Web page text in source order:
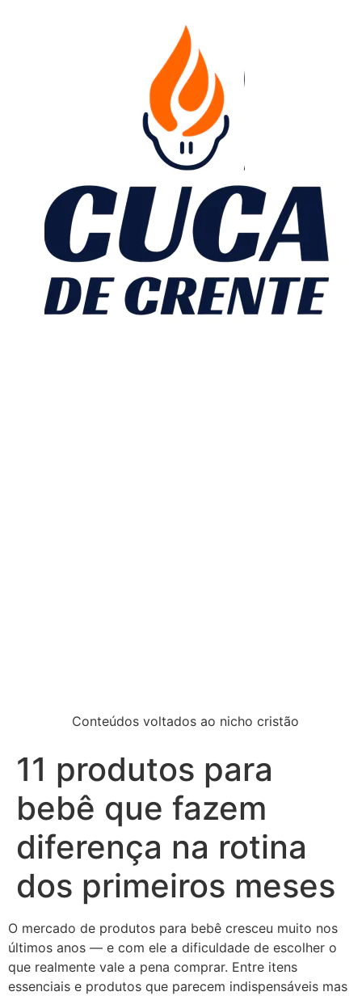
Conteúdos voltados ao nicho cristão
11 produtos para
bebê que fazem
diferença na rotina
dos primeiros meses
O mercado de produtos para bebê cresceu muito nos
últimos anos — e com ele a dificuldade de escolher o
que realmente vale a pena comprar. Entre itens
essenciais e produtos que parecem indispensáveis mas